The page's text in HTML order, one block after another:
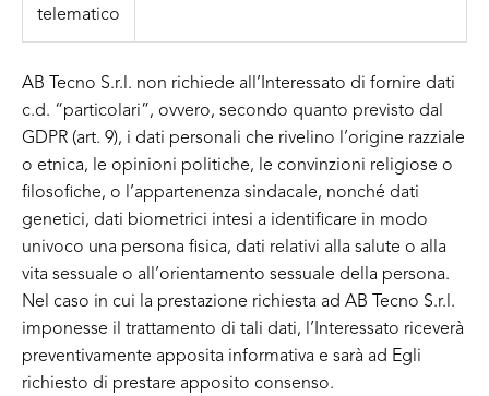
telematico
AB Tecno S.r.l. non richiede all’Interessato di fornire dati
c.d. “particolari”, ovvero, secondo quanto previsto dal
GDPR (art. 9), i dati personali che rivelino l’origine razziale
o etnica, le opinioni politiche, le convinzioni religiose o
filosofiche, o l’appartenenza sindacale, nonché dati
genetici, dati biometrici intesi a identificare in modo
univoco una persona fisica, dati relativi alla salute o alla
vita sessuale o all’orientamento sessuale della persona.
Nel caso in cui la prestazione richiesta ad AB Tecno S.r.l.
imponesse il trattamento di tali dati, l’Interessato riceverà
preventivamente apposita informativa e sarà ad Egli
richiesto di prestare apposito consenso.